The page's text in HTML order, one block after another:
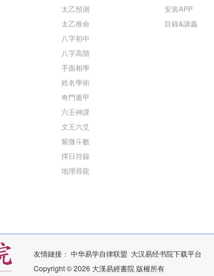
太乙預測
太乙推命
八字初中
八字高階
手面相學
姓名學術
奇門遁甲
六壬神課
文王六爻
紫微斗數
擇日符籙
地理尋龍
安装APP
目錄&講義
友情鏈接： 中华易学自律联盟 大汉易经书院下载平台
Copyright © 2026 大漢易經書院 版權所有